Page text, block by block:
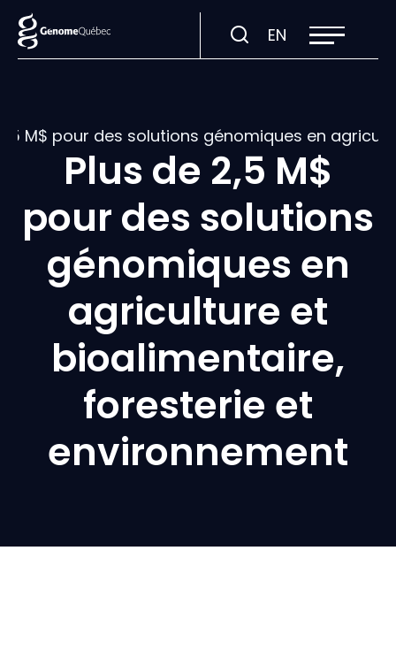
EN Visiter
la
:
English.
la
navigation
du
M$ pour des solutions génomiques en
Plus de 2,5 M$
pour des solutions
génomiques en
agriculture et
bioalimentaire,
foresterie et
environnement